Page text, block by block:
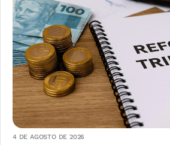
4 DE AGOSTO DE 2026